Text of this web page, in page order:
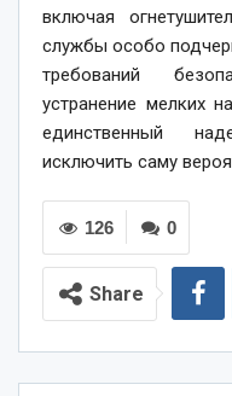
включая
службы особо
требований
устранение мелких
единственный
исключить саму
0
126
Share